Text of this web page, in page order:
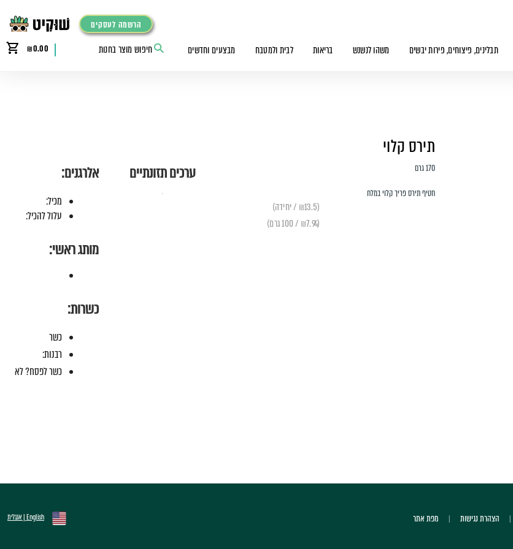
הרשמה לעסקים
תבלינים, פיצוחים, פירות יבשים משהו לנשנש בריאות לבית ולמטבח מבצעים וחדשים ₪0.00
תירס קלוי
170 גרם
חטיף תירס פריך קלוי במלח
(₪13.5 / יחידה)
(₪7.94 / 100 גרם)
ערכים תזונתיים אלרגנים:
מכיל:
עלול להכיל:
מותג ראשי:
כשרות:
כשר
רבנות:
כשר לפסח? לא
הצהרת נגישות מפת אתר English | אנגלית